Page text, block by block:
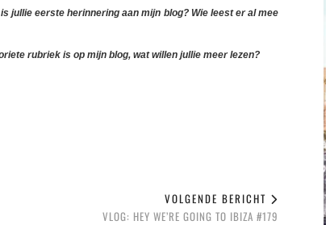
jullie eerste herinnering aan mijn blog? Wie leest er al mee
rubriek is op mijn blog, wat willen jullie meer lezen?
VOLGENDE BERICHT
VLOG: HEY WE’RE GOING TO IBIZA #179